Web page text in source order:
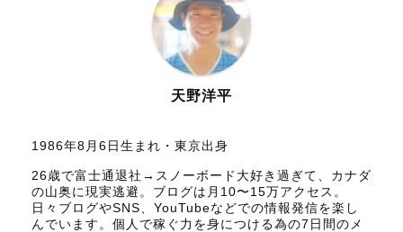
天野洋平
1986年8月6日生まれ・東京出身
26歳で富士通退社→スノーボード大好き過ぎて、カナダ
の山奥に現実逃避。ブログは月10〜15万アクセス。
日々ブログやSNS、YouTubeなどでの情報発信を楽し
んでいます。個人で稼ぐ力を身につける為の7日間のメ